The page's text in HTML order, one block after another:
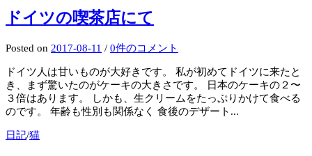
ドイツの喫茶店にて
Posted on 2017-08-11 / 0件のコメント
ドイツ人は甘いものが大好きです。 私が初めてドイツに来たと
き、まず驚いたのがケーキの大きさです。 日本のケーキの２〜
３倍はあります。 しかも、生クリームをたっぷりかけて食べる
のです。 年齢も性別も関係なく 食後のデザート...
日記/猫